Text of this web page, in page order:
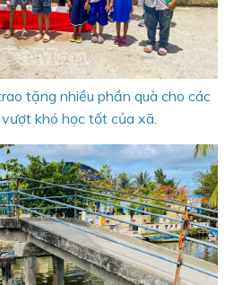
tặng nhiều phần quà cho các
khó học tốt của xã.